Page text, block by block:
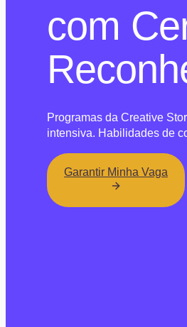
com
Programas da Creative
intensiva. Habilidades de
Garantir Minha Vaga